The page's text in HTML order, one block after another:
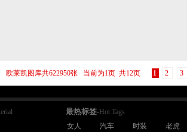
欧莱凯图库共622950张 当前为1页 共12页 1 2 3
最热标签-Hot Tags
女人
汽车 时装
老虎